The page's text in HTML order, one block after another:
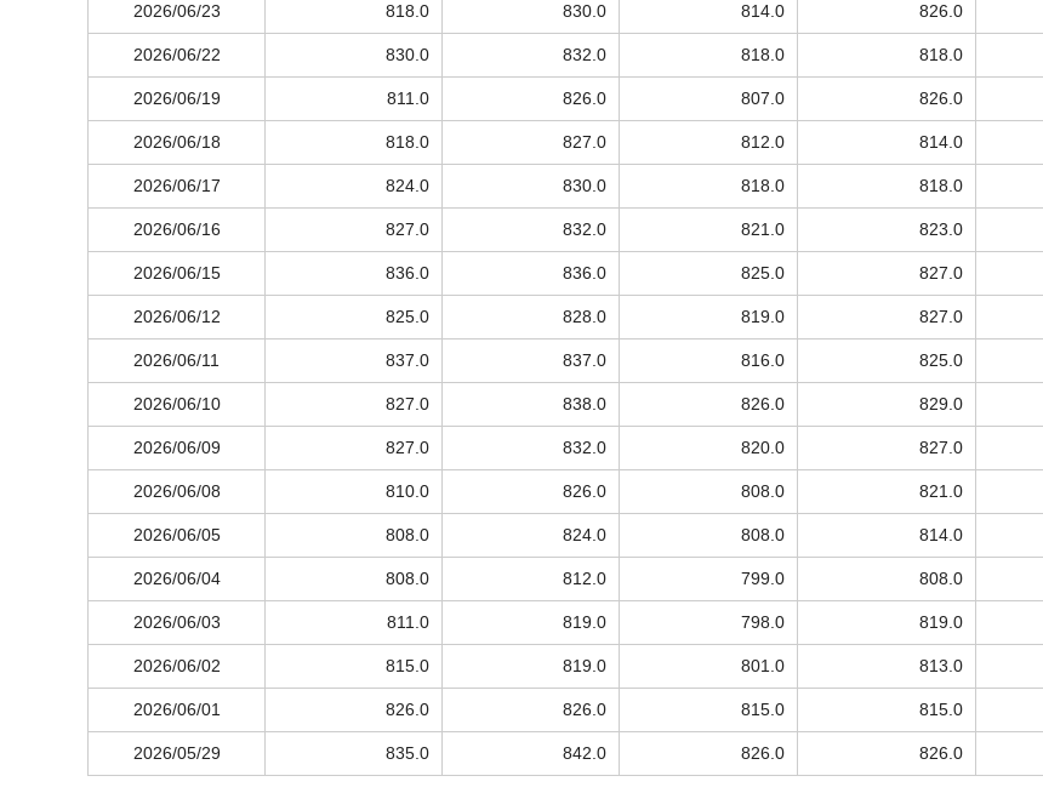
2026/06/23 818.0 830.0 814.0 826.0
2026/06/22 830.0 832.0 818.0 818.0
2026/06/19 811.0 826.0 807.0 826.0
2026/06/18 818.0 827.0 812.0 814.0
2026/06/17 824.0 830.0 818.0 818.0
2026/06/16 827.0 832.0 821.0 823.0
2026/06/15 836.0 836.0 825.0 827.0
2026/06/12 825.0 828.0 819.0 827.0
2026/06/11 837.0 837.0 816.0 825.0
2026/06/10 827.0 838.0 826.0 829.0
2026/06/09 827.0 832.0 820.0 827.0
2026/06/08 810.0 826.0 808.0 821.0
2026/06/05 808.0 824.0 808.0 814.0
2026/06/04 808.0 812.0 799.0 808.0
2026/06/03 811.0 819.0 798.0 819.0
2026/06/02 815.0 819.0 801.0 813.0
2026/06/01 826.0 826.0 815.0 815.0
2026/05/29 835.0 842.0 826.0 826.0